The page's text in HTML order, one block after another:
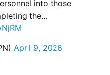
into those
the…
April 9, 2026